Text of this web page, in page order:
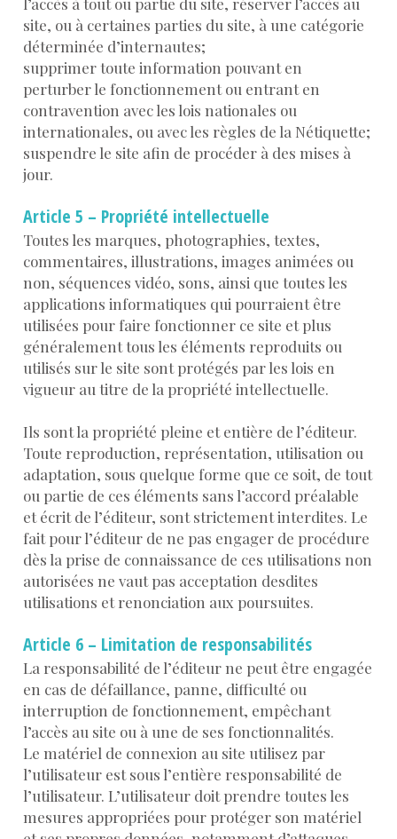
site, ou à certaines parties du site, à une catégorie
déterminée d’internautes;
supprimer toute information pouvant en
perturber le fonctionnement ou entrant en
contravention avec les lois nationales ou
internationales, ou avec les règles de la Nétiquette;
suspendre le site afin de procéder à des mises à
jour.
Article 5 – Propriété intellectuelle
Toutes les marques, photographies, textes,
commentaires, illustrations, images animées ou
non, séquences vidéo, sons, ainsi que toutes les
applications informatiques qui pourraient être
utilisées pour faire fonctionner ce site et plus
généralement tous les éléments reproduits ou
utilisés sur le site sont protégés par les lois en
vigueur au titre de la propriété intellectuelle.
Ils sont la propriété pleine et entière de l’éditeur.
Toute reproduction, représentation, utilisation ou
adaptation, sous quelque forme que ce soit, de tout
ou partie de ces éléments sans l’accord préalable
et écrit de l’éditeur, sont strictement interdites. Le
fait pour l’éditeur de ne pas engager de procédure
dès la prise de connaissance de ces utilisations non
autorisées ne vaut pas acceptation desdites
utilisations et renonciation aux poursuites.
Article 6 – Limitation de responsabilités
La responsabilité de l’éditeur ne peut être engagée
en cas de défaillance, panne, difficulté ou
interruption de fonctionnement, empêchant
l’accès au site ou à une de ses fonctionnalités.
Le matériel de connexion au site utilisez par
l’utilisateur est sous l’entière responsabilité de
l’utilisateur. L’utilisateur doit prendre toutes les
mesures appropriées pour protéger son matériel